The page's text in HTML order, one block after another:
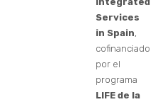
Services
in Spain,
cofinanciado
por el
programa
LIFE de la